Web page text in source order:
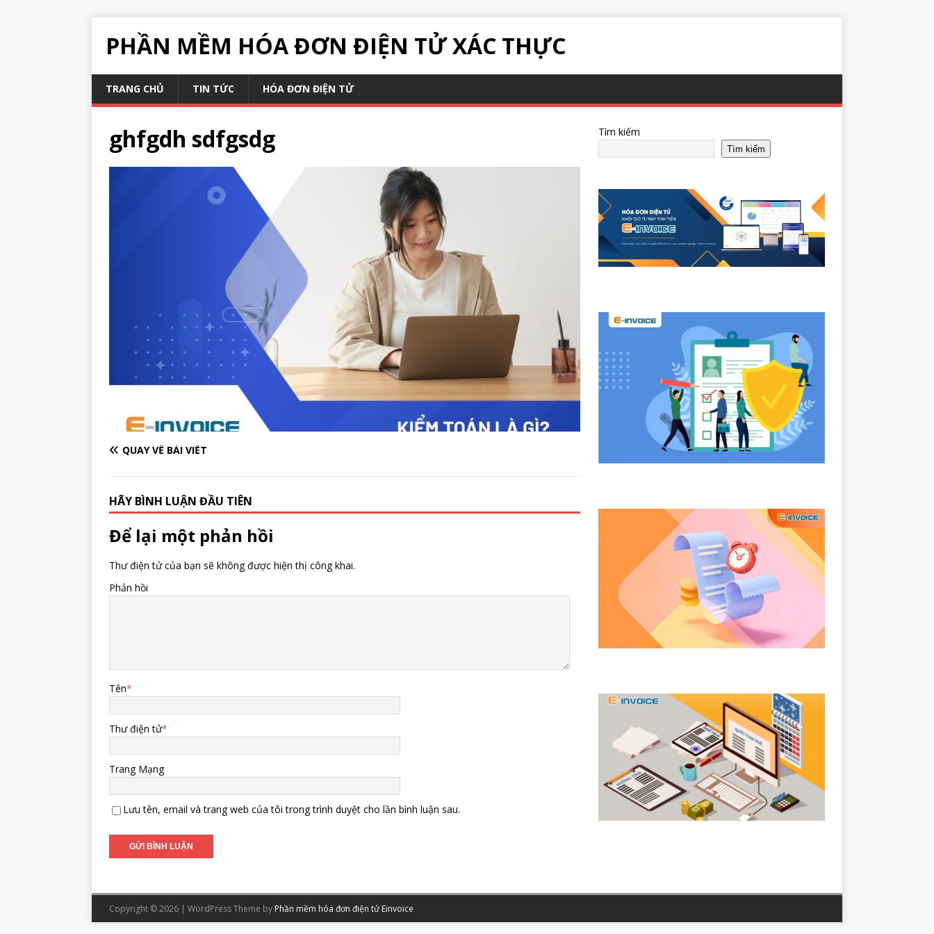
PHẦN MỀM HÓA ĐƠN ĐIỆN TỬ XÁC THỰC
TRANG CHỦ TIN TỨC HÓA ĐƠN ĐIỆN TỬ
ghfgdh sdfgsdg
QUAY VỀ BÀI VIẾT
HÃY BÌNH LUẬN ĐẦU TIÊN
Để lại một phản hồi
Thư điện tử của bạn sẽ không được hiện thị công khai.
Phản hồi
Tên*
Thư điện tử*
Trang Mạng
Lưu tên, email và trang web của tôi trong trình duyệt cho lần bình luận sau.
Tìm kiếm
Tìm kiếm
Copyright © 2026 | WordPress Theme by Phần mềm hóa đơn điện tử Einvoice